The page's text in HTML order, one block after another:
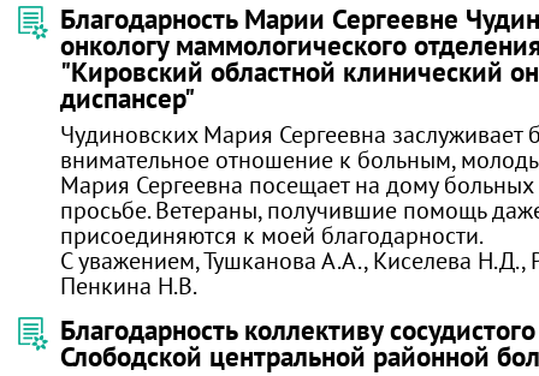
Благодарность Марии Сергеевне
онкологу маммологического
"Кировский областной клинический
диспансер"
Чудиновских Мария Сергеевна заслуживает
внимательное отношение к больным,
Мария Сергеевна посещает на дому
просьбе. Ветераны, получившие помощь
присоединяются к моей благодарности.
С уважением, Тушканова А.А., Киселева Н.Д.,
Пенкина Н.В.
Благодарность коллективу
Слободской центральной районной